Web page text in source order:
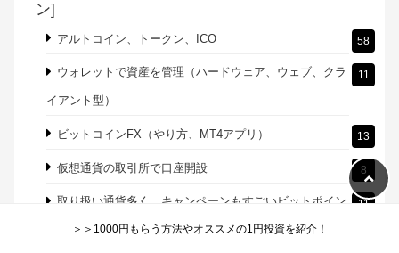
ン]
アルトコイン、トークン、ICO 58
ウォレットで資産を管理（ハードウェア、ウェブ、クラ
イアント型）
11
ビットコインFX（やり方、MT4アプリ） 13
仮想通貨の取引所で口座開設 8
取り扱い通貨多く、キャンペーンもすごいビットポイン
11
＞＞1000円もらう方法やオススメの1円投資を紹介！